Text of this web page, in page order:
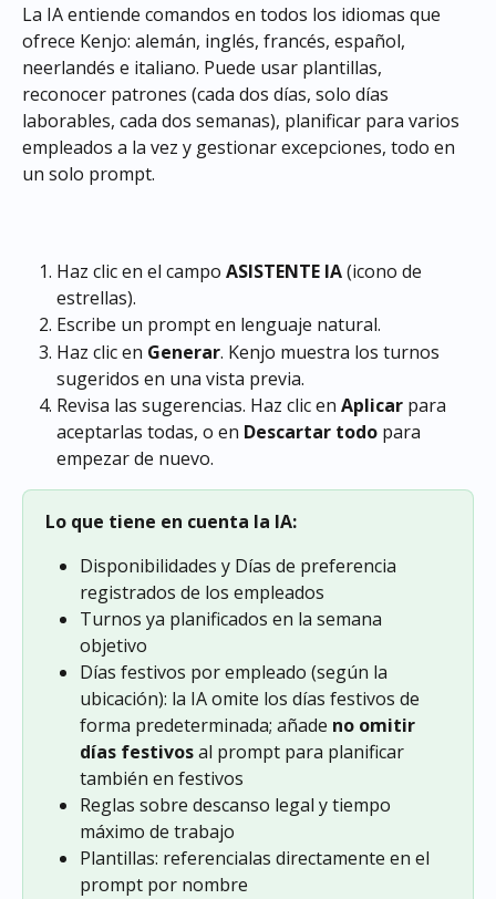
La IA entiende comandos en todos los idiomas que
ofrece Kenjo: alemán, inglés, francés, español,
neerlandés e italiano. Puede usar plantillas,
reconocer patrones (cada dos días, solo días
laborables, cada dos semanas), planificar para varios
empleados a la vez y gestionar excepciones, todo en
un solo prompt.
Haz clic en el campo ASISTENTE IA (icono de
estrellas).
Escribe un prompt en lenguaje natural.
Haz clic en Generar. Kenjo muestra los turnos
sugeridos en una vista previa.
Revisa las sugerencias. Haz clic en Aplicar para
aceptarlas todas, o en Descartar todo para
empezar de nuevo.
Lo que tiene en cuenta la IA:
Disponibilidades y Días de preferencia
registrados de los empleados
Turnos ya planificados en la semana
objetivo
Días festivos por empleado (según la
ubicación): la IA omite los días festivos de
forma predeterminada; añade no omitir
días festivos al prompt para planificar
también en festivos
Reglas sobre descanso legal y tiempo
máximo de trabajo
Plantillas: referencialas directamente en el
prompt por nombre